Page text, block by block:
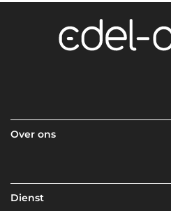
Over ons
Dienst